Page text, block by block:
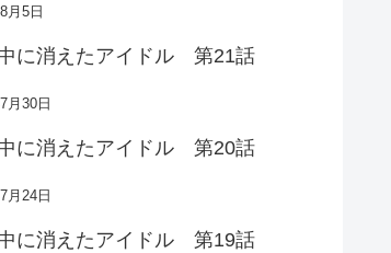
月5日
に消えたアイドル 第21話
月30日
に消えたアイドル 第20話
月24日
に消えたアイドル 第19話